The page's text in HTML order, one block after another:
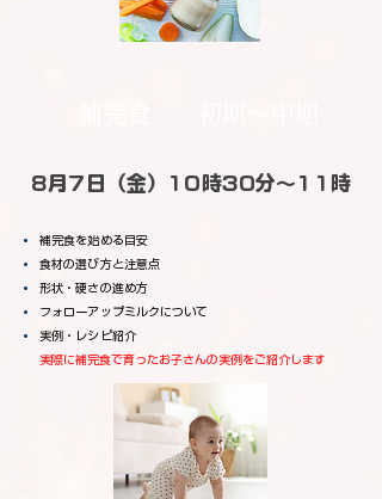
8月7日（金）10時30分～11時
補完食を始める目安
食材の選び方と注意点
形状・硬さの進め方
フォローアップミルクについて
実例・レシピ紹介
実際に補完食で育ったお子さんの実例をご紹介します